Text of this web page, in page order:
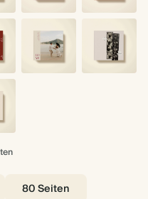
Rotes
Herz
Liebe
LiebesgeschichteSpontane
80 Seiten